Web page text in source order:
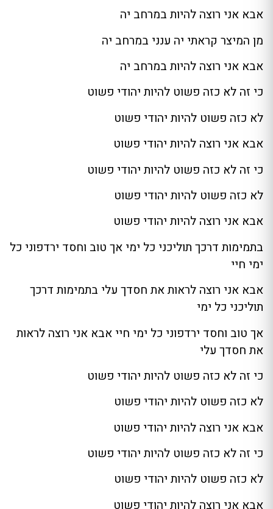
אבא אני רוצה להיות במרחב יה
מן המיצר קראתי יה ענני במרחב יה
אבא אני רוצה להיות במרחב יה
כי זה לא כזה פשוט להיות יהודי פשוט
לא כזה פשוט להיות יהודי פשוט
אבא אני רוצה להיות יהודי פשוט
כי זה לא כזה פשוט להיות יהודי פשוט
לא כזה פשוט להיות יהודי פשוט
אבא אני רוצה להיות יהודי פשוט
בתמימות דרכך תוליכני כל ימי אך טוב וחסד ירדפוני כל
ימי חיי
אבא אני רוצה לראות את חסדך עלי בתמימות דרכך
תוליכני כל ימי
אך טוב וחסד ירדפוני כל ימי חיי אבא אני רוצה לראות
את חסדך עלי
כי זה לא כזה פשוט להיות יהודי פשוט
לא כזה פשוט להיות יהודי פשוט
אבא אני רוצה להיות יהודי פשוט
כי זה לא כזה פשוט להיות יהודי פשוט
לא כזה פשוט להיות יהודי פשוט
אבא אני רוצה להיות יהודי פשוט